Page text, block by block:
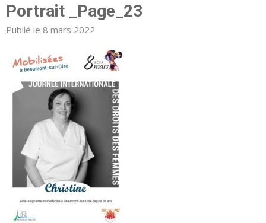
Portrait _Page_23
Publié le 8 mars 2022